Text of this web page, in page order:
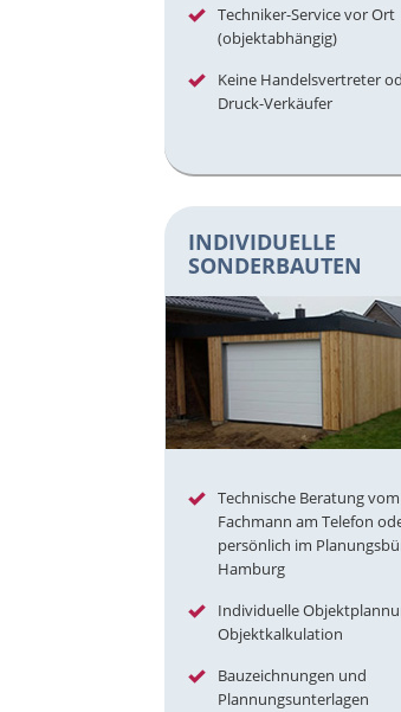
Techniker-Service vor Ort
(objektabhängig)
Keine Handelsvertreter
Druck-Verkäufer
INDIVIDUELLE
SONDERBAUTEN
Technische Beratung vom
Fachmann am Telefon
persönlich im
Hamburg
Individuelle
Objektkalkulation
Bauzeichnungen und
Plannungsunterlagen